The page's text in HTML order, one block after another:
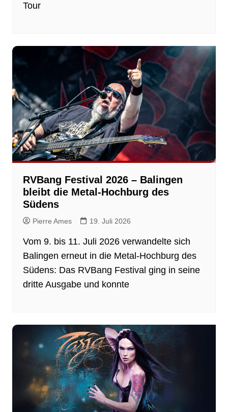
Tour
RVBang Festival 2026 – Balingen
bleibt die Metal-Hochburg des
Südens
Pierre Ames 19. Juli 2026
Vom 9. bis 11. Juli 2026 verwandelte sich
Balingen erneut in die Metal-Hochburg des
Südens: Das RVBang Festival ging in seine
dritte Ausgabe und konnte